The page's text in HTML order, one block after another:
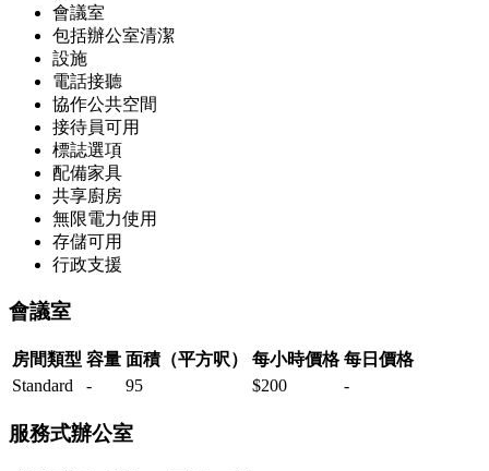
會議室
包括辦公室清潔
設施
電話接聽
協作公共空間
接待員可用
標誌選項
配備家具
共享廚房
無限電力使用
存儲可用
行政支援
會議室
房間類型 容量 面積（平方呎） 每小時價格 每日價格
Standard
- 95 $200 -
服務式辦公室